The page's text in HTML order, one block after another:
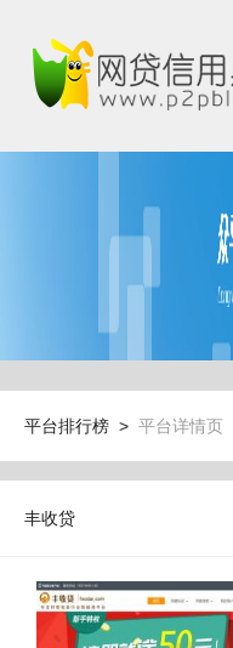
平台排行榜 > 平台详情页
丰收贷